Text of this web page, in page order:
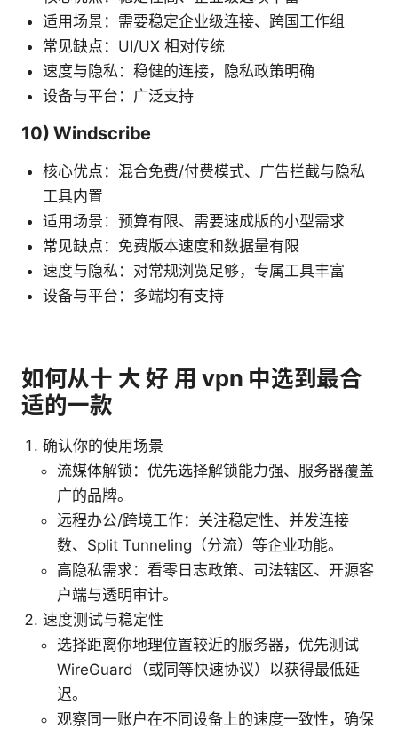
适用场景：需要稳定企业级连接、跨国工作组
常见缺点：UI/UX 相对传统
速度与隐私：稳健的连接，隐私政策明确
设备与平台：广泛支持
10) Windscribe
核心优点：混合免费/付费模式、广告拦截与隐私
工具内置
适用场景：预算有限、需要速成版的小型需求
常见缺点：免费版本速度和数据量有限
速度与隐私：对常规浏览足够，专属工具丰富
设备与平台：多端均有支持
如何从十 大 好 用 vpn 中选到最合
适的一款
确认你的使用场景
流媒体解锁：优先选择解锁能力强、服务器覆盖
广的品牌。
远程办公/跨境工作：关注稳定性、并发连接
数、Split Tunneling（分流）等企业功能。
高隐私需求：看零日志政策、司法辖区、开源客
户端与透明审计。
速度测试与稳定性
选择距离你地理位置较近的服务器，优先测试
WireGuard（或同等快速协议）以获得最低延
迟。
观察同一账户在不同设备上的速度一致性，确保